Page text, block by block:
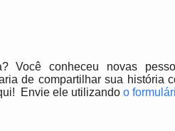
Você conheceu novas
de compartilhar sua história
Envie ele utilizando o